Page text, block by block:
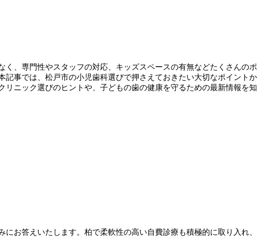
、専門性やスタッフの対応、キッズスペースの有無などたくさんのポ
事では、松戸市の小児歯科選びで押さえておきたい大切なポイントか
ニック選びのヒントや、子どもの歯の健康を守るための最新情報を知
お答えいたします。柏で柔軟性の高い自費診療も積極的に取り入れ、